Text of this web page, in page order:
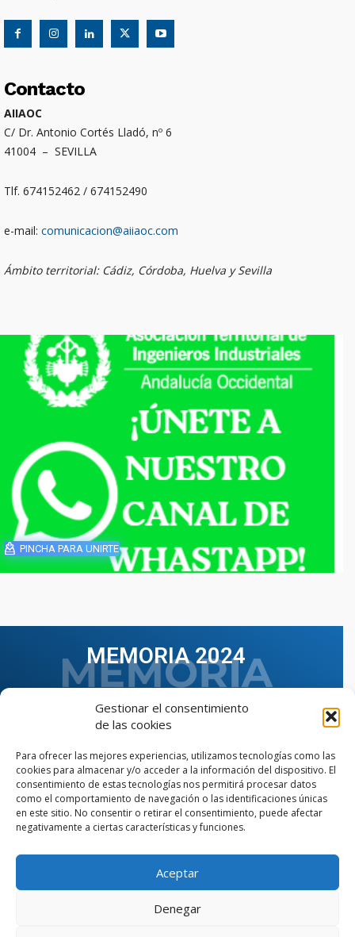
Gestionar el consentimiento
de las cookies
Para ofrecer las mejores experiencias, utilizamos tecnologías como las
cookies para almacenar y/o acceder a la información del dispositivo. El
consentimiento de estas tecnologías nos permitirá procesar datos
como el comportamiento de navegación o las identificaciones únicas
en este sitio. No consentir o retirar el consentimiento, puede afectar
negativamente a ciertas características y funciones.
Aceptar
Denegar
Contacto
AIIAOC
C/ Dr. Antonio Cortés Lladó, nº 6
41004 – SEVILLA
Tlf. 674152462 / 674152490
e-mail: comunicacion@aiiaoc.com
Ámbito territorial: Cádiz, Córdoba, Huelva y Sevilla
PINCHA PARA UNIRTE
MEMORIA 2024
VER TODAS LAS MEMORIAS